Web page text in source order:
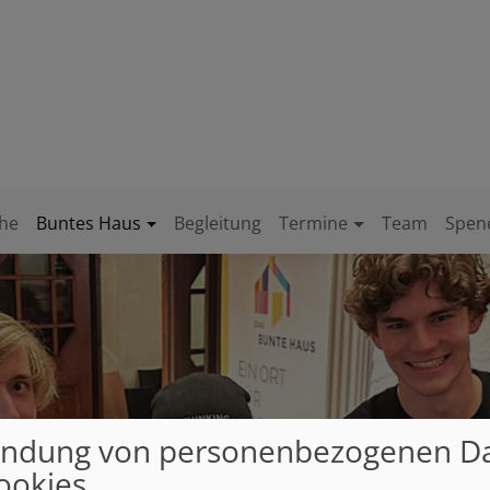
Buntes Haus Begleitung Termine Team
von personenbezogenen